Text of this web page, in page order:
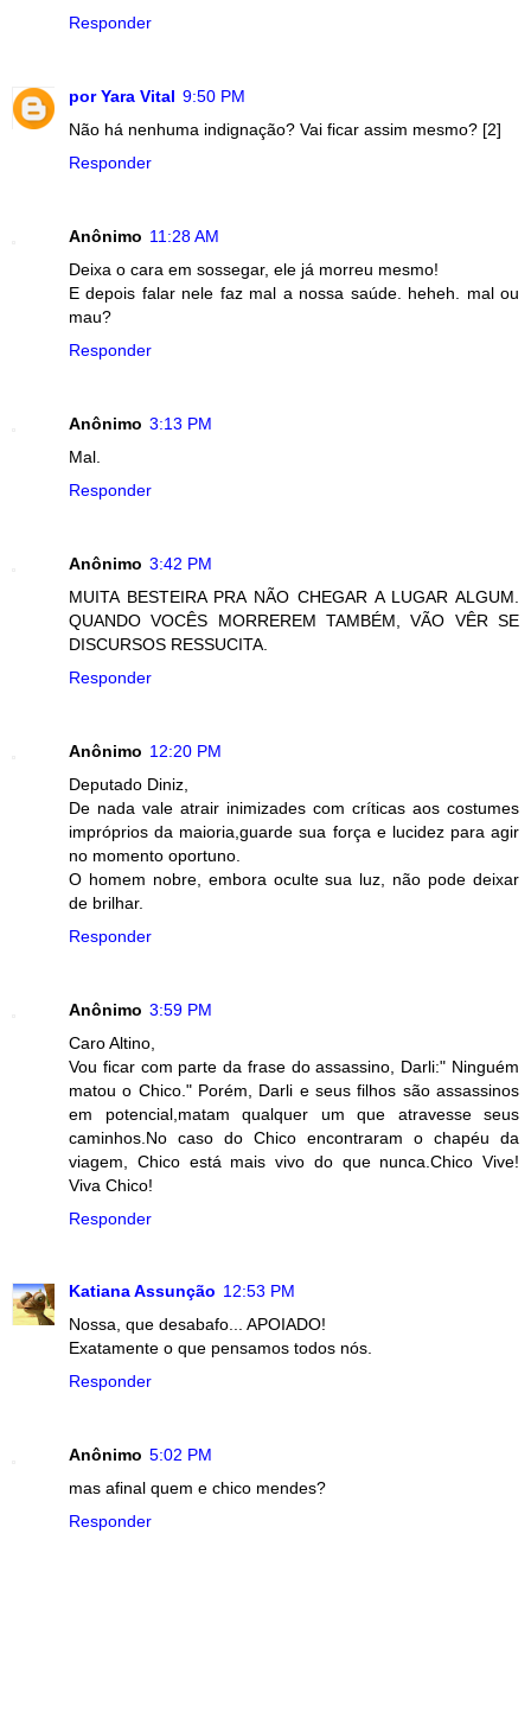
Responder
por Yara Vital 9:50 PM
Não há nenhuma indignação? Vai ficar assim mesmo? [2]
Responder
Anônimo 11:28 AM
Deixa o cara em sossegar, ele já morreu mesmo!
E depois falar nele faz mal a nossa saúde. heheh. mal ou
mau?
Responder
Anônimo 3:13 PM
Mal.
Responder
Anônimo 3:42 PM
MUITA BESTEIRA PRA NÃO CHEGAR A LUGAR ALGUM.
QUANDO VOCÊS MORREREM TAMBÉM, VÃO VÊR SE
DISCURSOS RESSUCITA.
Responder
Anônimo 12:20 PM
Deputado Diniz,
De nada vale atrair inimizades com críticas aos costumes
impróprios da maioria,guarde sua força e lucidez para agir
no momento oportuno.
O homem nobre, embora oculte sua luz, não pode deixar
de brilhar.
Responder
Anônimo 3:59 PM
Caro Altino,
Vou ficar com parte da frase do assassino, Darli:" Ninguém
matou o Chico." Porém, Darli e seus filhos são assassinos
em potencial,matam qualquer um que atravesse seus
caminhos.No caso do Chico encontraram o chapéu da
viagem, Chico está mais vivo do que nunca.Chico Vive!
Viva Chico!
Responder
Katiana Assunção 12:53 PM
Nossa, que desabafo... APOIADO!
Exatamente o que pensamos todos nós.
Responder
Anônimo 5:02 PM
mas afinal quem e chico mendes?
Responder